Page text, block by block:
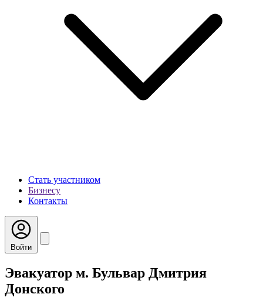
Стать участником
Бизнесу
Контакты
Войти
Эвакуатор м. Бульвар Дмитрия
Донского